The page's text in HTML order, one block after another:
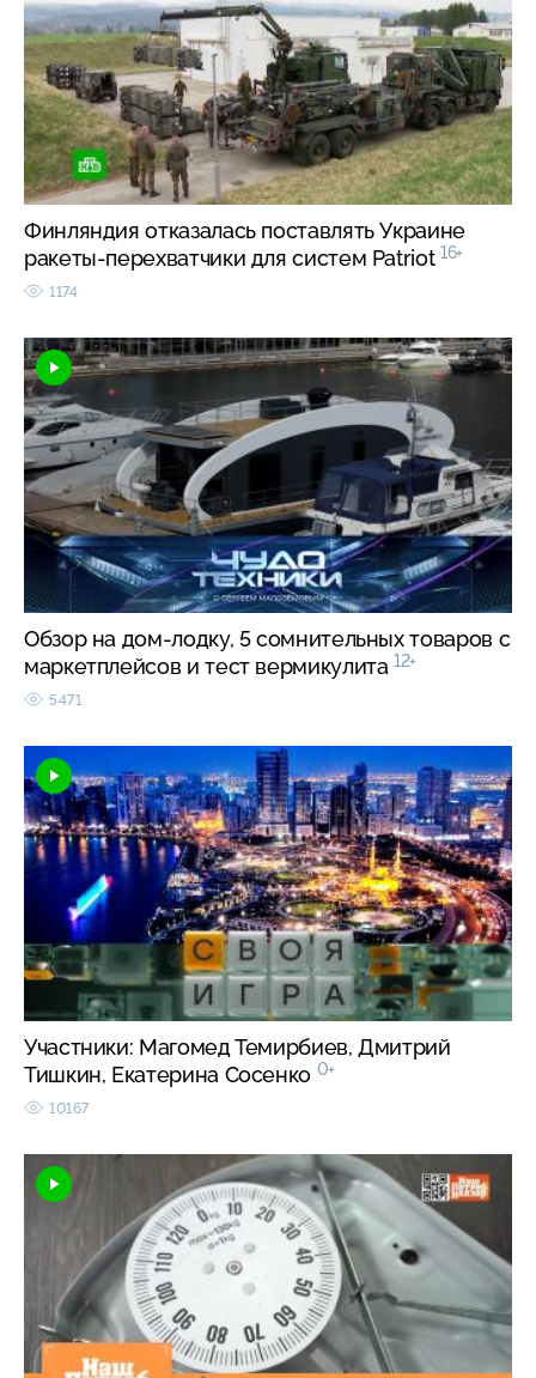
Финляндия отказалась поставлять Украине
ракеты-перехватчики для систем Patriot 16+
1174
Обзор на дом-лодку, 5 сомнительных товаров с
маркетплейсов и тест вермикулита 12+
5471
Участники: Магомед Темирбиев, Дмитрий
Тишкин, Екатерина Сосенко 0+
10167